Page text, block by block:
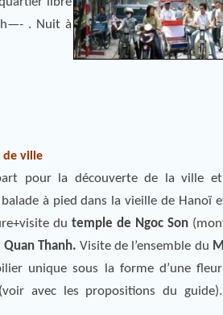
. Nuit à
de ville
pour la découverte de la ville
balade à pied dans la vieille de Hanoï
du temple de Ngoc Son
Thanh. Visite de l’ensemble du
unique sous la forme d’une
avec les propositions du